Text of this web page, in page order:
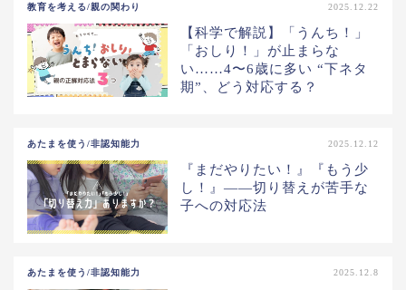
教育を考える/親の関わり 2025.12.22
【科学で解説】「うんち！」
「おしり！」が止まらな
い……4〜6歳に多い “下ネタ
期”、どう対応する？
あたまを使う/非認知能力 2025.12.12
『まだやりたい！』『もう少
し！』️——切り替えが苦手な
子への対応法
あたまを使う/非認知能力 2025.12.8